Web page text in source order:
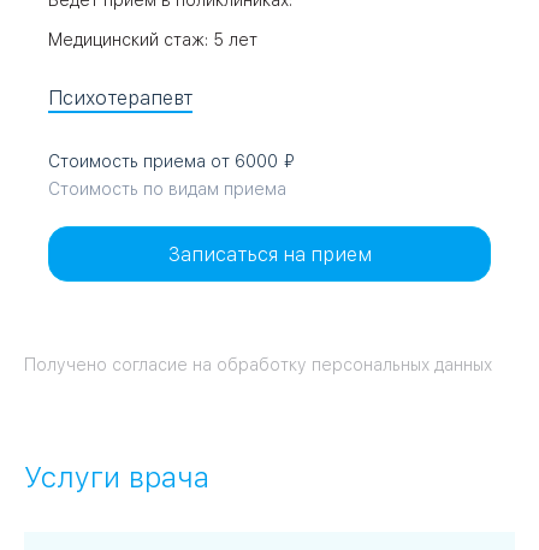
Медицинский стаж: 5 лет
Психотерапевт
Стоимость приема от 6000
Стоимость по видам приема
Записаться на прием
Получено согласие на обработку персональных данных
Услуги врача